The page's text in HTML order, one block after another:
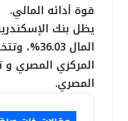
قوة أدائه المالي.
يظل بنك
المال
المركزي المصري
المصري.